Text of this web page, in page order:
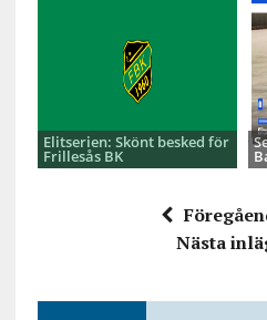
Elitserien: Skönt besked för
Frillesås BK
Nästa